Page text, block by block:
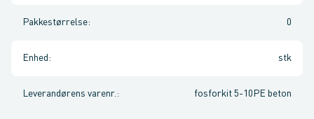
Pakkestørrelse: 0
Enhed : stk
Leverandørens varenr. : fosforkit 5-10PE beton